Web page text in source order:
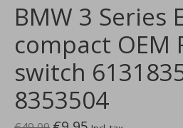
BMW 3 Series
compact OEM
switch
8353504